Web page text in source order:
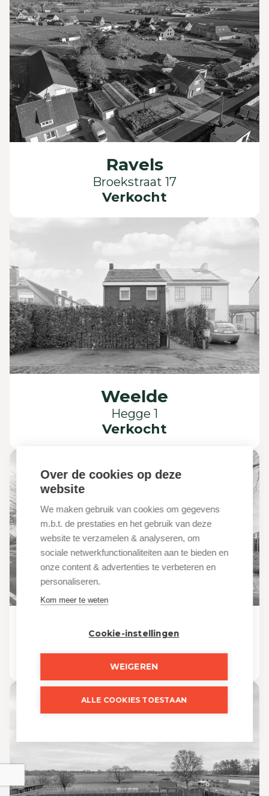
Verkocht
Ravels
Broekstraat 17
Verkocht
Weelde
Hegge 1
Verkocht
Ravels
Over de cookies op deze
website
We maken gebruik van cookies om gegevens
m.b.t. de prestaties en het gebruik van deze
website te verzamelen & analyseren, om
sociale netwerkfunctionaliteiten aan te bieden en
onze content & advertenties te verbeteren en
personaliseren.
Kom meer te weten
Cookie-instellingen
WEIGEREN
ALLE COOKIES TOESTAAN